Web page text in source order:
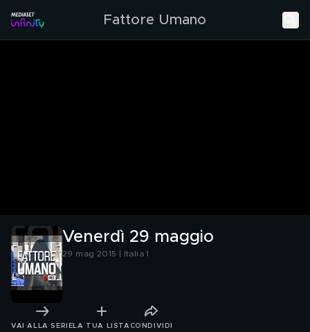
Fattore Umano
Venerdì 29 maggio
29 mag 2015 | Italia 1
VAI ALLA SERIE LA TUA LISTA CONDIVIDI